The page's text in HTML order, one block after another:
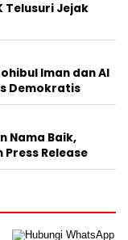
Telusuri Jejak
Iman dan Al
Demokratis
Nama Baik,
Release